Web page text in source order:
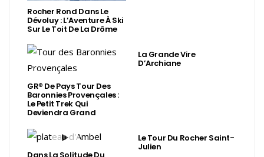
Rocher Rond Dans Le
Dévoluy : L’Aventure À Ski
Sur Le Toit De La Drôme
GR® De Pays Tour Des
Baronnies Provençales :
Le Petit Trek Qui
Deviendra Grand
La Grande Vire
D’Archiane
Dans La Solitude Du
Le Tour Du Rocher Saint-
Julien